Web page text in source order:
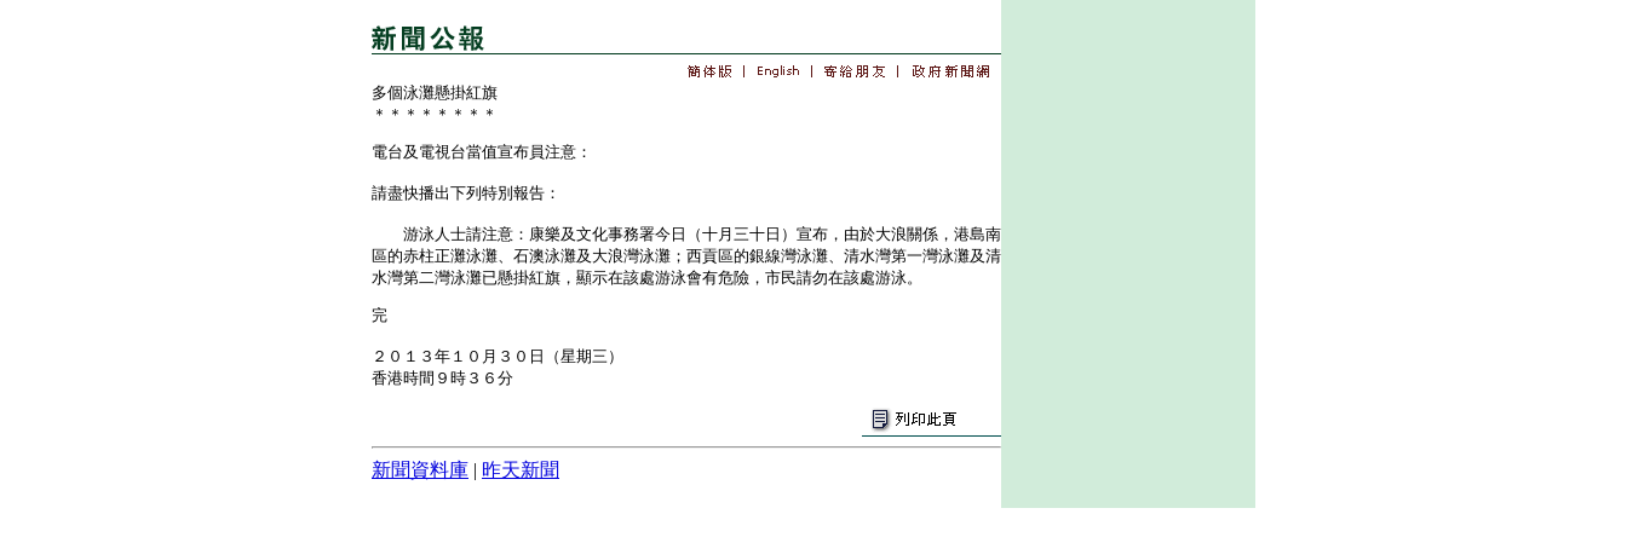
多個泳灘懸掛紅旗
＊＊＊＊＊＊＊＊
電台及電視台當值宣布員注意：
請盡快播出下列特別報告：
游泳人士請注意：康樂及文化事務署今日（十月三十日）宣布，由於大浪關係，港島南
區的赤柱正灘泳灘、石澳泳灘及大浪灣泳灘；西貢區的銀線灣泳灘、清水灣第一灣泳灘及清
水灣第二灣泳灘已懸掛紅旗，顯示在該處游泳會有危險，市民請勿在該處游泳。
完
２０１３年１０月３０日（星期三）
香港時間９時３６分
新聞資料庫 | 昨天新聞